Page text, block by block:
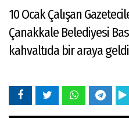
10 Ocak Çalışan
Çanakkale Belediyesi
kahvaltıda bir araya